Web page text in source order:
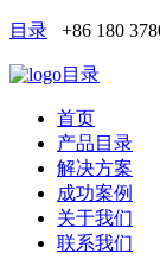
目录 +86 180
目录
首页
产品目录
解决方案
成功案例
关于我们
联系我们